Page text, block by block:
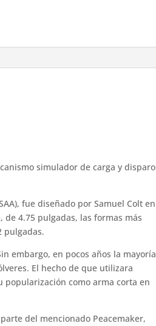
simulador de carga y disparo
fue diseñado por Samuel Colt en
4.75 pulgadas, las formas más
pulgadas.
embargo, en pocos años la mayoría
El hecho de que utilizara
como arma corta en
del mencionado Peacemaker,